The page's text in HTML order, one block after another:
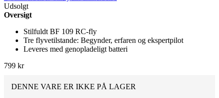
Udsolgt
Oversigt
Stilfuldt BF 109 RC-fly
Tre flyvetilstande: Begynder, erfaren og ekspertpilot
Leveres med genopladeligt batteri
799 kr
DENNE VARE ER IKKE PÅ LAGER